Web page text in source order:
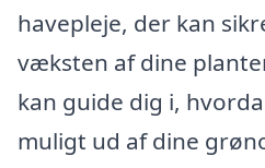
havepleje, der kan
væksten af dine
kan guide dig i,
muligt ud af dine